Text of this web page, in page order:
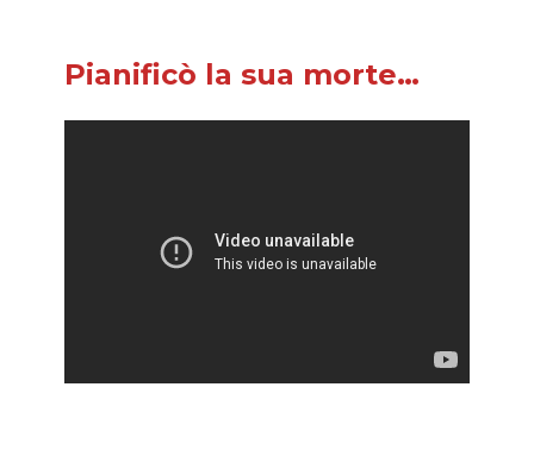
Pianificò la sua morte…